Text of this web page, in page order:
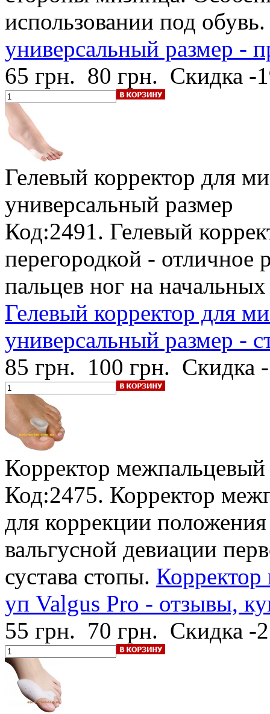
использовании под
универсальный размер -
65 грн. 80 грн. Скидка -
Гелевый корректор для
универсальный размер
Код:2491. Гелевый
перегородкой -
пальцев ног на
Гелевый корректор для
универсальный размер -
85 грн. 100 грн. Скидка
Корректор
Код:2475. Корректор
для коррекции
вальгусной девиации
сустава стопы.
уп Valgus Pro - отзывы,
55 грн. 70 грн. Скидка -